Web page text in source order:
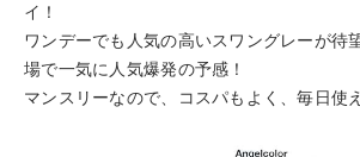
イ！
ワンデーでも人気の高いスワングレーが待
場で一気に人気爆発の予感！
マンスリーなので、コスパもよく、毎日使